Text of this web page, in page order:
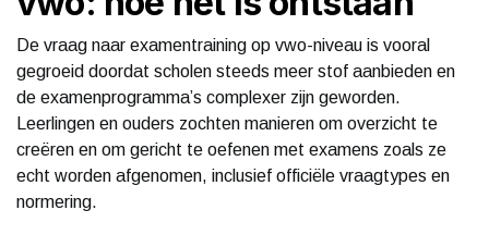
De vraag naar examentraining op vwo-niveau is vooral
gegroeid doordat scholen steeds meer stof aanbieden en
de examenprogramma’s complexer zijn geworden.
Leerlingen en ouders zochten manieren om overzicht te
creëren en om gericht te oefenen met examens zoals ze
echt worden afgenomen, inclusief officiële vraagtypes en
normering.